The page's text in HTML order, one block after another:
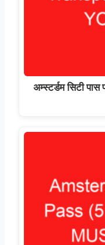
अम्स्टर्डम सिटी